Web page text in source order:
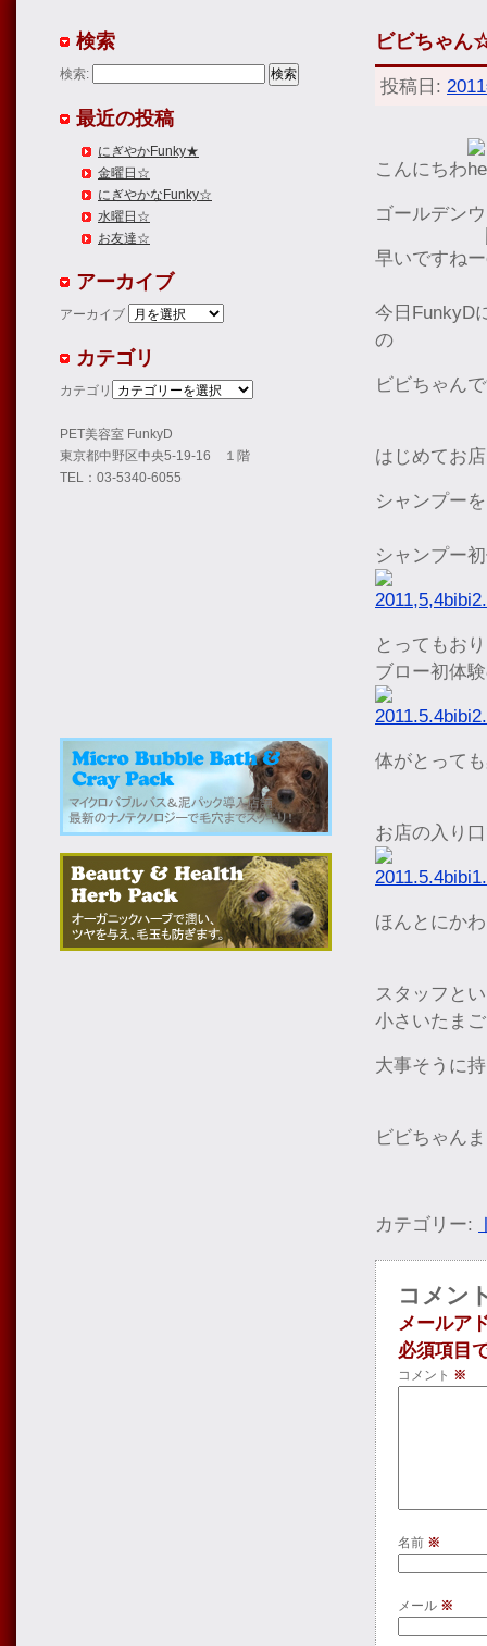
ビビちゃん
投稿日:
こんにちわ
ゴールデン
早いですねー
今日FunkyD
の
ビビちゃん
はじめてお
シャンプー
シャンプー
とってもお
ブロー初体
体がとって
お店の入り
ほんとにか
スタッフと
小さいたま
大事そうに
ビビちゃん
カテゴリー:
コメン
メールア
必須項目
コメント ※
名前 ※
メール ※
検索
検索:
最近の投稿
にぎやかFunky★
金曜日☆
にぎやかなFunky☆
水曜日☆
お友達☆
アーカイブ
アーカイブ
カテゴリ
カテゴリ
PET美容室 FunkyD
東京都中野区中央5-19-16 １階
TEL：03-5340-6055